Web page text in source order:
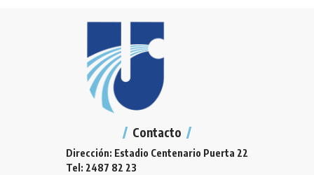
Contacto
Dirección: Estadio Centenario Puerta 22
Tel: 2487 82 23